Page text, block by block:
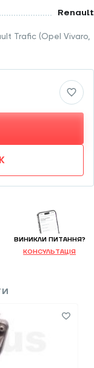
Trafic (Opel Vivaro,
Renault
ВИНИКЛИ ПИТАННЯ?
КОНСУЛЬТАЦІЯ